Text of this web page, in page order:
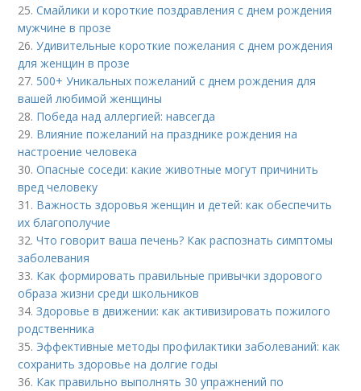
25.Смайлики и короткие поздравления с днем рождения
мужчине в прозе
26.Удивительные короткие пожелания с днем рождения
для женщин в прозе
27. 500+ Уникальных пожеланий с днем рождения для
вашей любимой женщины
28. Победа над аллергией: навсегда
29. Влияние пожеланий на празднике рождения на
настроение человека
30.Опасные соседи: какие животные могут причинить
вред человеку
31. Важность здоровья женщин и детей: как обеспечить
их благополучие
32.Что говорит ваша печень? Как распознать симптомы
заболевания
33. Как формировать правильные привычки здорового
образа жизни среди школьников
34.Здоровье в движении: как активизировать пожилого
родственника
35. Эффективные методы профилактики заболеваний: как
сохранить здоровье на долгие годы
36. Как правильно выполнять 30 упражнений по